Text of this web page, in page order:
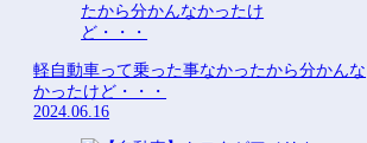
軽自動車って乗った事なかったから分かんな
かったけど・・・
2024.06.16